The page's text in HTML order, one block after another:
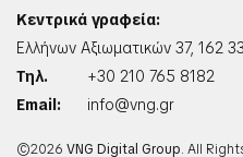
Κεντρικά γραφεία:
Ελλήνων Αξιωματικών 37, 162
Τηλ.
+30 210 765 8182
Email:
info@vng.gr
©2026 VNG Digital Group. All